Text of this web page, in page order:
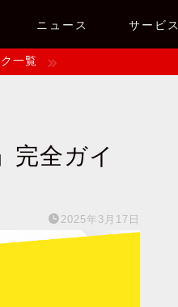
ニュース サービス
一覧
完全ガイ
2025年3月17日